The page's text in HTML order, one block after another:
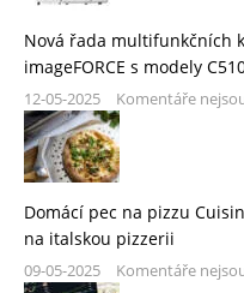
Nová řada multifunkčních
imageFORCE s modely
12-05-2025 Komentáře
Domácí pec na pizzu
na italskou pizzerii
09-05-2025 Komentáře